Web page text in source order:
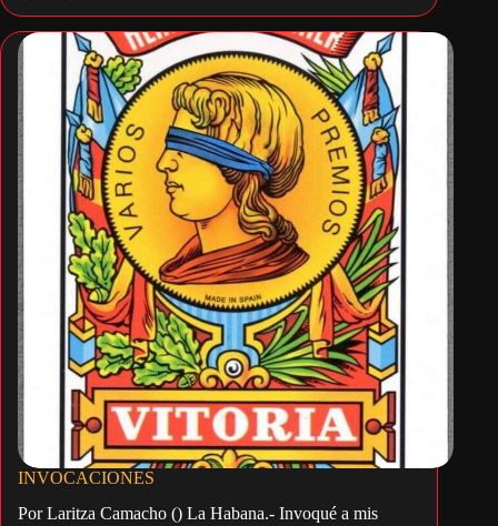
INVOCACIONES
Por Laritza Camacho () La Habana.- Invoqué a mis